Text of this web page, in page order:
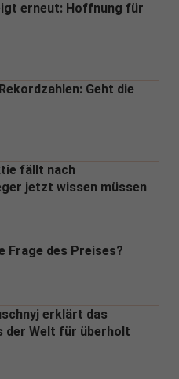
erneut: Hoffnung für
Geht die
fällt nach
jetzt wissen müssen
Frage des Preises?
erklärt das
der Welt für überholt